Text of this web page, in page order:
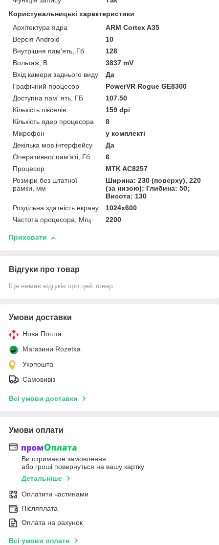
Користувальницькі характеристики
Архітектура ядра
ARM Cortex A35
Версія Android
10
Внутрішня пам'ять, Гб
128
Вольтаж, В
3837 mV
Вхід камери заднього виду
Да
Графічний процесор
PowerVR Rogue GE8300
Доступна пам' ять, ГБ
107.50
Кількість пікселів
159 dpi
Кількість ядер процесора
8
Мікрофон
у комплекті
Декілька мов інтерфейсу
Да
Оперативної пам'яті, Гб
6
Процесор
MTK AC8257
Розміри без штатної
рамки, мм
Ширина: 230 (поверху), 220
(за низою); Глибина: 50;
Висота: 130
Роздільна здатність екрану
1024х600
Частота процесора, Мгц
2200
Приховати
Відгуки про товар
Ще немає відгуків про цей товар
Умови доставки
Нова Пошта
Магазини Rozetka
Укрпошта
Самовивіз
Всі умови доставки
Умови оплати
Ви отримаєте замовлення
або гроші повернуться на вашу картку
Детальніше
Оплатити частинами
Післяплата
Оплата на рахунок
Всі умови оплати